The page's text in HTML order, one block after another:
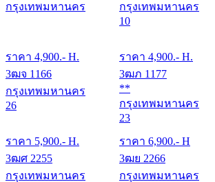
กรุงเทพมหานคร
ราคา 4,900.- H.
กรุงเทพมหานคร
10
ราคา 4,900.- H.
3ฒจ 1166
กรุงเทพมหานคร
26
ราคา 5,900.- H.
3ฒภ 1177
**
กรุงเทพมหานคร
23
ราคา 6,900.- H
3ฒศ 2255
กรุงเทพมหานคร
3ฒย 2266
กรุงเทพมหานคร